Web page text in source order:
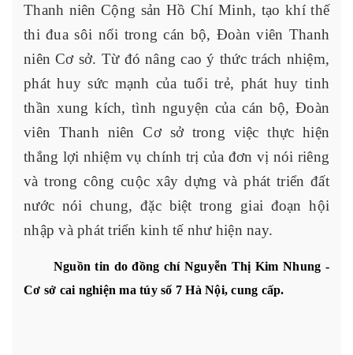
Thanh niên Cộng sản Hồ Chí Minh, tạo khí thế
thi đua sôi nổi trong cán bộ, Đoàn viên Thanh
niên Cơ sở. Từ đó nâng cao ý thức trách nhiệm,
phát huy sức mạnh của tuổi trẻ, phát huy tinh
thần xung kích, tình nguyện của cán bộ, Đoàn
viên Thanh niên Cơ sở trong việc thực hiện
thắng lợi nhiệm vụ chính trị của đơn vị nói riêng
và trong công cuộc xây dựng và phát triển đất
nước nói chung, đặc biệt trong giai đoạn hội
nhập và phát triển kinh tế như hiện nay.
Nguồn tin do đồng chí Nguyễn Thị Kim Nhung -
Cơ sở cai nghiện ma túy số 7 Hà Nội, cung cấp.